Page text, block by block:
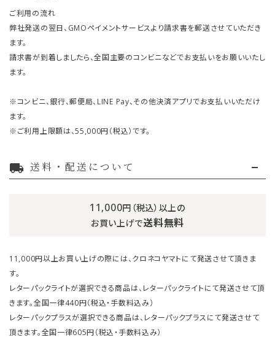
ご利用の流れ
弊社発送の翌日、GMOペイメントサービスより請求書を郵送させていただき
ます。
請求書が到着しましたら、全国主要のコンビニなどでお支払いをお願いいたし
ます。
※コンビニ、銀行、郵便局、LINE Pay、その他決済アプリでお支払いいただけ
ます。
※ご利用上限額は、55,000円（税込）です。
local_shipping 送料・配送について
11,000円（税込）以上の
お買い上げで送料無料
11,000円以上お買い上げの際には、クロネコヤマトにて発送させて頂きま
す。
レターパックライトが選択できる商品は、レターパックライトにて発送させて頂
きます。全国一律440円（税込・手数料込み）
レターパックプラスが選択できる商品は、レターパックプラスにて発送させて
頂きます。全国一律605円（税込・手数料込み）